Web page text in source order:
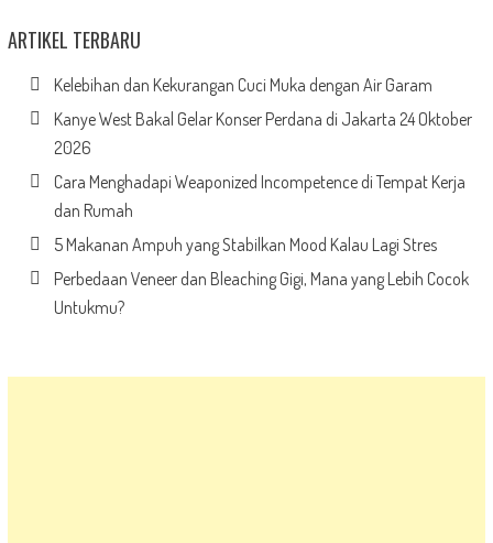
ARTIKEL TERBARU
Kelebihan dan Kekurangan Cuci Muka dengan Air Garam
Kanye West Bakal Gelar Konser Perdana di Jakarta 24 Oktober
2026
Cara Menghadapi Weaponized Incompetence di Tempat Kerja
dan Rumah
5 Makanan Ampuh yang Stabilkan Mood Kalau Lagi Stres
Perbedaan Veneer dan Bleaching Gigi, Mana yang Lebih Cocok
Untukmu?